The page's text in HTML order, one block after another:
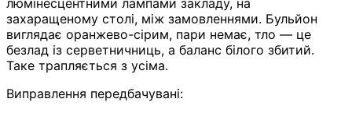
захаращеному столі, між замовленнями. Бульйон
виглядає оранжево-сірим, пари немає, тло — це
безлад із серветничниць, а баланс білого збитий.
Таке трапляється з усіма.
Виправлення передбачувані: